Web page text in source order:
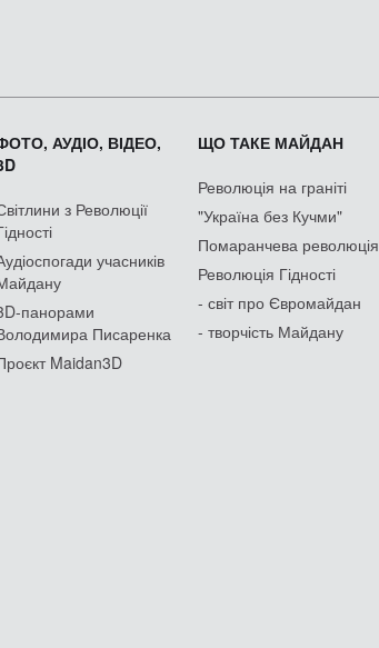
АУДІО, ВІДЕО,
з Революції
учасників
панорами
Писаренка
Maidan3D
ЩО ТАКЕ МАЙДАН
Революція на граніті
"Україна без Кучми"
Помаранчева революція
Революція Гідності
- світ про Євромайдан
- творчість Майдану